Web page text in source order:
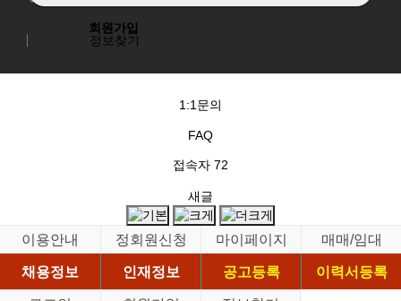
회원가입
정보찾기
1:1문의
FAQ
접속자 72
새글
이용안내 정회원신청 마이페이지
매매/임대
채용정보
인재정보 공고등록
이력서등록